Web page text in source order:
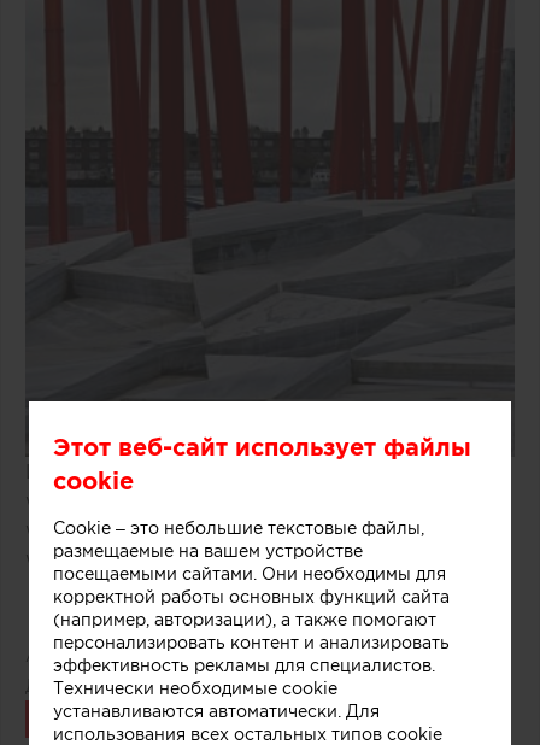
Источники фото:
www.mochaloff.ru
www.wowhaus.ru
www.dezeen.com
Автор:
Редакция Archiprofi
Дата публикации:16.07.2014
Связаться
Этот веб-сайт использует файлы
cookie
Cookie – это небольшие текстовые файлы,
размещаемые на вашем устройстве
посещаемыми сайтами. Они необходимы для
корректной работы основных функций сайта
(например, авторизации), а также помогают
персонализировать контент и анализировать
эффективность рекламы для специалистов.
Технически необходимые cookie
устанавливаются автоматически. Для
использования всех остальных типов cookie